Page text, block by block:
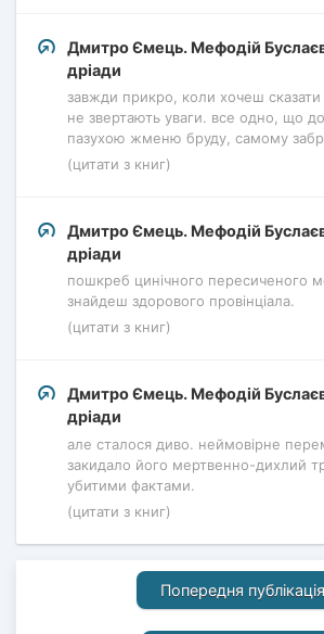
Дмитро Ємець. Мефодій
дріади
завжди прикро, коли хочеш сказати
не звертають уваги. все одно, що
пазухою жменю бруду, самому
(цитати з книг)
Дмитро Ємець. Мефодій
дріади
пошкреб цинічного пересиченого
знайдеш здорового провінціала.
(цитати з книг)
Дмитро Ємець. Мефодій
дріади
але сталося диво. неймовірне
закидало його мертвенно-дихлий
убитими фактами.
(цитати з книг)
Попередня публікація